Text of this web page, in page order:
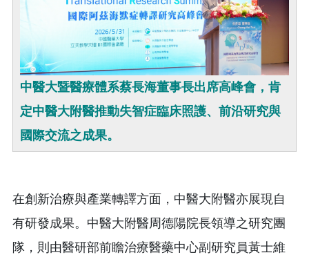
中醫大暨醫療體系蔡長海董事長出席高峰會，肯
定中醫大附醫推動失智症臨床照護、前沿研究與
國際交流之成果。
在創新治療與產業轉譯方面，中醫大附醫亦展現自
有研發成果。中醫大附醫周德陽院長領導之研究團
隊，則由醫研部前瞻治療醫藥中心副研究員黃士維